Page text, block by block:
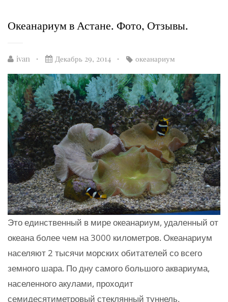
Океанариум в Астане. Фото, Отзывы.
ivan Декабрь 29, 2014 океанариум
Это единственный в мире океанариум, удаленный от
океана более чем на 3000 километров. Океанариум
населяют 2 тысячи морских обитателей со всего
земного шара. По дну самого большого аквариума,
населенного акулами, проходит
семидесятиметровый стеклянный туннель.